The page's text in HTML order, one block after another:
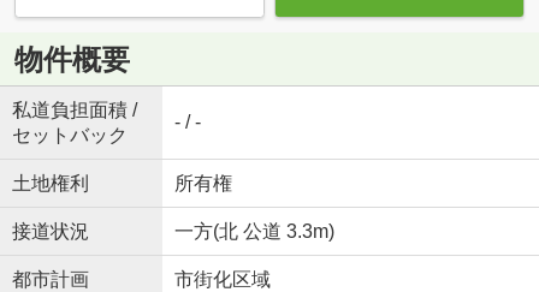
物件概要
私道負担面積 /
セットバック
- / -
土地権利 所有権
接道状況 一方(北 公道 3.3m)
都市計画 市街化区域